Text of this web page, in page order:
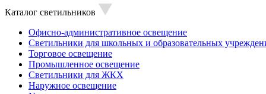
Каталог светильников
Офисно-административное освещение
Светильники для школьных и образовательных
Торговое освещение
Промышленное освещение
Светильники для ЖКХ
Наружное освещение